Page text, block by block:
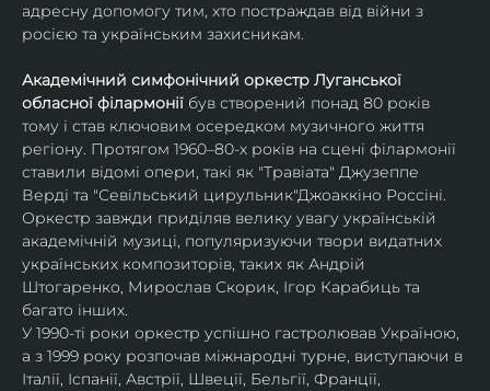
адре​​сну допомогу тим, хто ​​по​​страждав від війни з
росією та українським захисникам.
Академічний симфонічний оркестр Луганської
обласної філармонії був створений понад 80 років
тому і став ключовим осередком музичного життя
регіону. Протягом 1960–80-х років на сцені філармонії
ставили відомі опери, такі як "Травіата" Джузеппе
Верді та "Севільський цирульник"Джоаккіно Россіні.
Оркестр завжди приділяв велику увагу українській
академічній музиці, популяризуючи твори видатних
українських композиторів, таких як Андрій
Штогаренко, Мирослав Скорик, Ігор Карабиць та
багато інших.
У 1990-ті роки оркестр успішно гастролював Україною,
а з 1999 року розпочав міжнародні турне, виступаючи в
Італії, Іспанії, Австрії, Швеції, Бельгії, Франції,